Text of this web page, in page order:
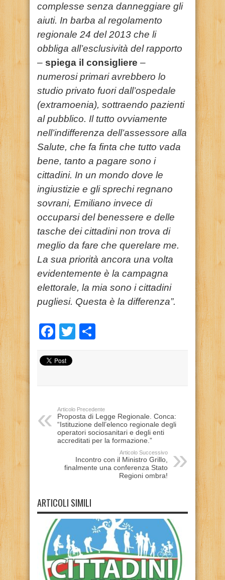
complesse senza danneggiare gli
aiuti. In barba al regolamento
regionale 24 del 2013 che li
obbliga all’esclusività del rapporto
– spiega il consigliere –
numerosi primari avrebbero lo
studio privato fuori dall’ospedale
(extramoenia), sottraendo pazienti
al pubblico. Il tutto ovviamente
nell’indifferenza dell’assessore alla
Salute, che fa finta che tutto vada
bene, tanto a pagare sono i
cittadini. In un mondo dove le
ingiustizie e gli sprechi regnano
sovrani, Emiliano invece di
occuparsi del benessere e delle
tasche dei cittadini non trova di
meglio da fare che querelare me.
La sua priorità ancora una volta
evidentemente è la campagna
elettorale, la mia sono i cittadini
pugliesi. Questa è la differenza”.
Facebook
Twitter
Articolo Precedente
Proposta di Legge Regionale. Conca:
“Istituzione dell’elenco regionale degli
operatori sociosanitari e degli enti
accreditati per la formazione.”
Articolo Successivo
Incontro con il Ministro Grillo,
finalmente una conferenza Stato
Regioni ombra!
ARTICOLI SIMILI